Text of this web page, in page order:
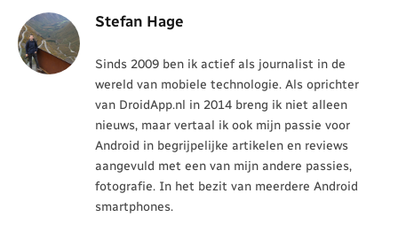
Stefan Hage
Sinds 2009 ben ik actief als journalist in de
wereld van mobiele technologie. Als oprichter
van DroidApp.nl in 2014 breng ik niet alleen
nieuws, maar vertaal ik ook mijn passie voor
Android in begrijpelijke artikelen en reviews
aangevuld met een van mijn andere passies,
fotografie. In het bezit van meerdere Android
smartphones.